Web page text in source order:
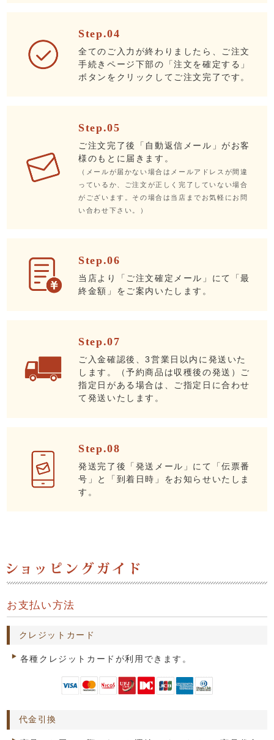
Step.04
全てのご入力が終わりましたら、ご注文
手続きページ下部の「注文を確定する」
ボタンをクリックしてご注文完了です。
Step.05
ご注文完了後「自動返信メール」がお客
様のもとに届きます。
（メールが届かない場合はメールアドレスが間違
っているか、ご注文が正しく完了していない場合
がございます。その場合は当店までお気軽にお問
い合わせ下さい。）
Step.06
当店より「ご注文確定メール」にて「最
終金額」をご案内いたします。
Step.07
ご入金確認後、3営業日以内に発送いた
します。（予約商品は収穫後の発送）ご
指定日がある場合は、ご指定日に合わせ
て発送いたします。
Step.08
発送完了後「発送メール」にて「伝票番
号」と「到着日時」をお知らせいたしま
す。
お支払い方法
クレジットカード
各種クレジットカードが利用できます。
代金引換